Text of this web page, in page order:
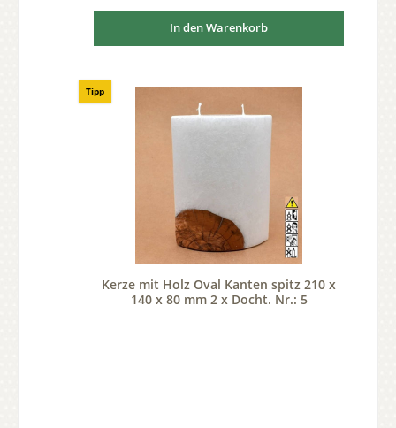
In den Warenkorb
Tipp
Kerze mit Holz Oval Kanten spitz 210 x
140 x 80 mm 2 x Docht. Nr.: 5